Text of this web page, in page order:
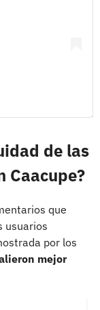
de las
Caacupe?
que
usuarios
por los
mejor